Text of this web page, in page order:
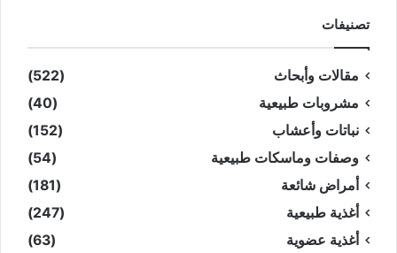
تصنيفات
مقالات وأبحاث
(522)
مشروبات طبيعية
(40)
نباتات وأعشاب
(152)
وصفات وماسكات طبيعية
(54)
أمراض شائعة
(181)
أغذية طبيعية
(247)
أغذية عضوية
(63)